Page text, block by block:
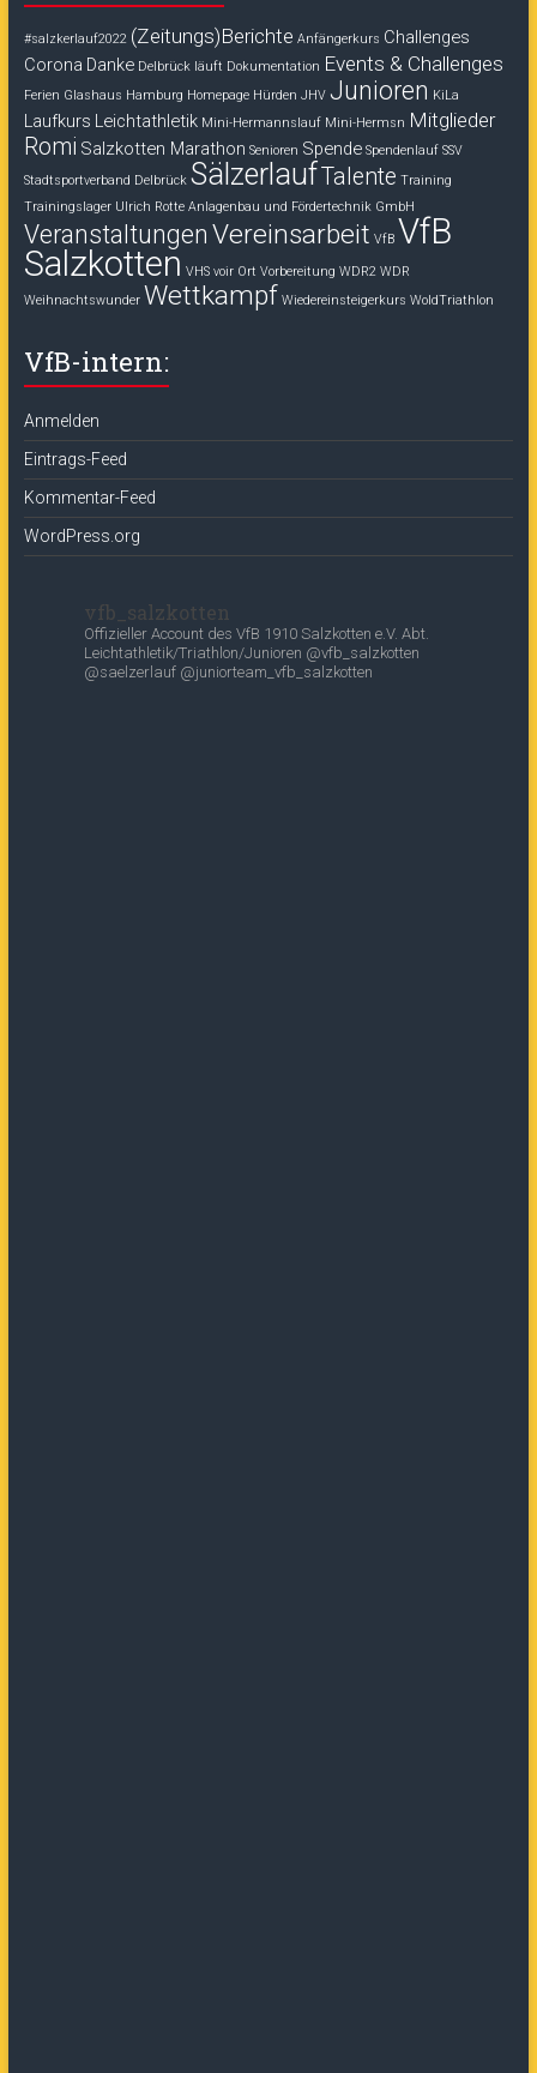
#salzkerlauf2022 (Zeitungs)Berichte Anfängerkurs Challenges
Corona Danke Delbrück läuft Dokumentation Events & Challenges
Ferien Glashaus Hamburg Homepage Hürden JHV Junioren KiLa
Laufkurs Leichtathletik Mini-Hermannslauf Mini-Hermsn Mitglieder
Romi Salzkotten Marathon Senioren Spende Spendenlauf SSV
Stadtsportverband Delbrück SälzerlaufTalente Training
Trainingslager Ulrich Rotte Anlagenbau und Fördertechnik GmbH
Veranstaltungen Vereinsarbeit VfB VfB
Salzkotten VHS voir Ort Vorbereitung WDR2 WDR
Weihnachtswunder Wettkampf Wiedereinsteigerkurs WoldTriathlon
VfB-intern:
Anmelden
Eintrags-Feed
Kommentar-Feed
WordPress.org
vfb_salzkotten
Offizieller Account des VfB 1910 Salzkotten e.V. Abt.
Leichtathletik/Triathlon/Junioren @vfb_salzkotten
@saelzerlauf @juniorteam_vfb_salzkotten